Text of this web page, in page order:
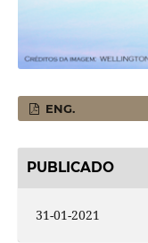
ENG.
PUBLICADO
31-01-2021